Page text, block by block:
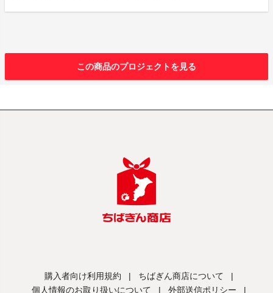
この商品のプロジェクトを見る
購入者向け利用規約 | ちばぎん商店について
|
個人情報のお取り扱いについて
| 外部送信ポリシー |